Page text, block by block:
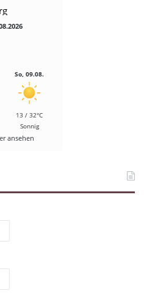
So, 09.08.
13 / 32°C
Sonnig
ansehen